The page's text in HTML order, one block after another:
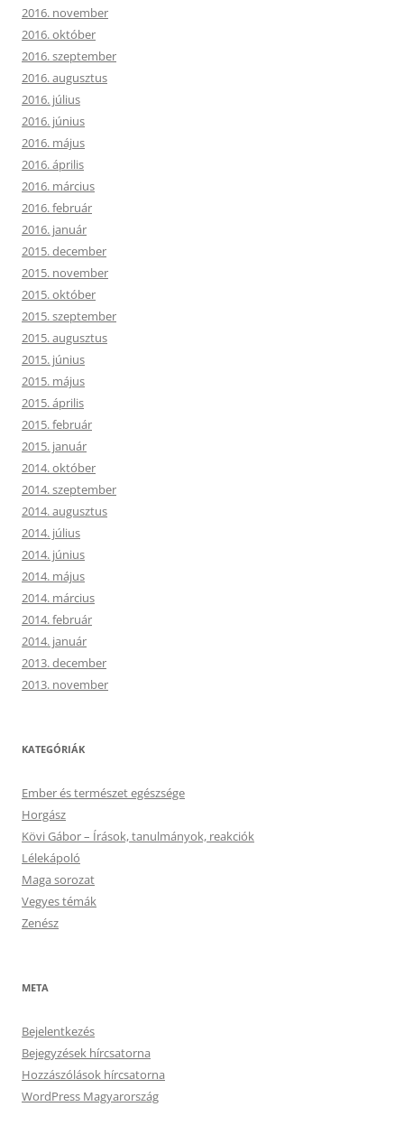
2016. november
2016. október
2016. szeptember
2016. augusztus
2016. július
2016. június
2016. május
2016. április
2016. március
2016. február
2016. január
2015. december
2015. november
2015. október
2015. szeptember
2015. augusztus
2015. június
2015. május
2015. április
2015. február
2015. január
2014. október
2014. szeptember
2014. augusztus
2014. július
2014. június
2014. május
2014. március
2014. február
2014. január
2013. december
2013. november
KATEGÓRIÁK
Ember és természet egészsége
Horgász
Kövi Gábor – Írások, tanulmányok, reakciók
Lélekápoló
Maga sorozat
Vegyes témák
Zenész
META
Bejelentkezés
Bejegyzések hírcsatorna
Hozzászólások hírcsatorna
WordPress Magyarország